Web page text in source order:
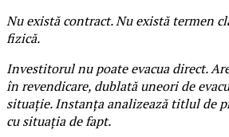
Nu există contract. Nu există termen
fizică.
Investitorul nu poate evacua direct.
în revendicare, dublată uneori de
situație. Instanța analizează titlul de
cu situația de fapt.